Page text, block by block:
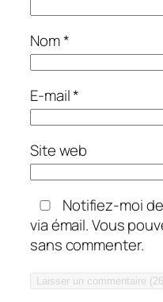
Nom*
E-mail*
Site web
Notifiez-moi
via émail. Vous
sans commenter.